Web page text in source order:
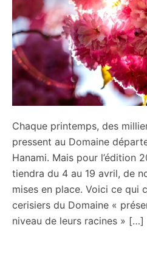
Chaque printemps, des
pressent au Domaine
Hanami. Mais pour l’édition
tiendra du 4 au 19 avril, de
mises en place. Voici ce qui
cerisiers du Domaine «
niveau de leurs racines » […]